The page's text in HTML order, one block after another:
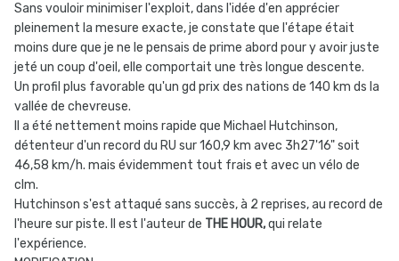
Sans vouloir minimiser l'exploit, dans l'idée d'en apprécier
pleinement la mesure exacte, je constate que l'étape était
moins dure que je ne le pensais de prime abord pour y avoir juste
jeté un coup d'oeil, elle comportait une très longue descente.
Un profil plus favorable qu'un gd prix des nations de 140 km ds la
vallée de chevreuse.
Il a été nettement moins rapide que Michael Hutchinson,
détenteur d'un record du RU sur 160,9 km avec 3h27'16" soit
46,58 km/h. mais évidemment tout frais et avec un vélo de
clm.
Hutchinson s'est attaqué sans succès, à 2 reprises, au record de
l'heure sur piste. Il est l'auteur de THE HOUR,qui relate
l'expérience.